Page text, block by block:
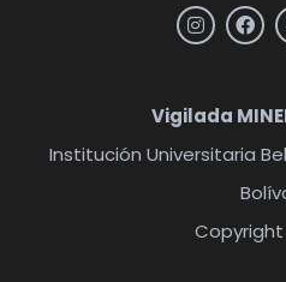
Vigilada
Institución Universitaria
Copyright